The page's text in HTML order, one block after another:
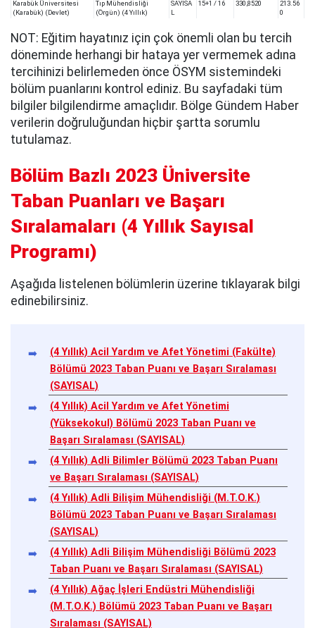
Karabük Üniversitesi
(Karabük) (Devlet)
Tıp Mühendisliği
(Örgün) (4 Yıllık)
SAYISA
L
15+1 / 16 330,8520
213.56
0
NOT: Eğitim hayatınız için çok önemli olan bu tercih
döneminde herhangi bir hataya yer vermemek adına
tercihinizi belirlemeden önce ÖSYM sistemindeki
bölüm puanlarını kontrol ediniz. Bu sayfadaki tüm
bilgiler bilgilendirme amaçlıdır. Bölge Gündem Haber
verilerin doğruluğundan hiçbir şartta sorumlu
tutulamaz.
Bölüm Bazlı 2023 Üniversite
Taban Puanları ve Başarı
Sıralamaları (4 Yıllık Sayısal
Programı)
Aşağıda listelenen bölümlerin üzerine tıklayarak bilgi
edinebilirsiniz.
(4 Yıllık) Acil Yardım ve Afet Yönetimi (Fakülte)
Bölümü 2023 Taban Puanı ve Başarı Sıralaması
(SAYISAL)
(4 Yıllık) Acil Yardım ve Afet Yönetimi
(Yüksekokul) Bölümü 2023 Taban Puanı ve
Başarı Sıralaması (SAYISAL)
(4 Yıllık) Adli Bilimler Bölümü 2023 Taban Puanı
ve Başarı Sıralaması (SAYISAL)
(4 Yıllık) Adli Bilişim Mühendisliği (M.T.O.K.)
Bölümü 2023 Taban Puanı ve Başarı Sıralaması
(SAYISAL)
(4 Yıllık) Adli Bilişim Mühendisliği Bölümü 2023
Taban Puanı ve Başarı Sıralaması (SAYISAL)
(4 Yıllık) Ağaç İşleri Endüstri Mühendisliği
(M.T.O.K.) Bölümü 2023 Taban Puanı ve Başarı
Sıralaması (SAYISAL)